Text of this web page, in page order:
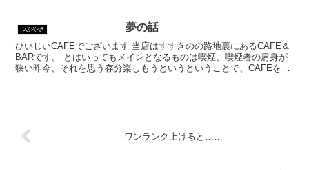
つぶやき 夢の話
ひいじいCAFEでございます 当店はすすきのの路地裏にあるCAFE＆
BARです。 とはいってもメインとなるものは喫煙、喫煙者の肩身が
狭い昨今、それを思う存分楽しもうというということで、CAFEを名
ワンランク上げると……